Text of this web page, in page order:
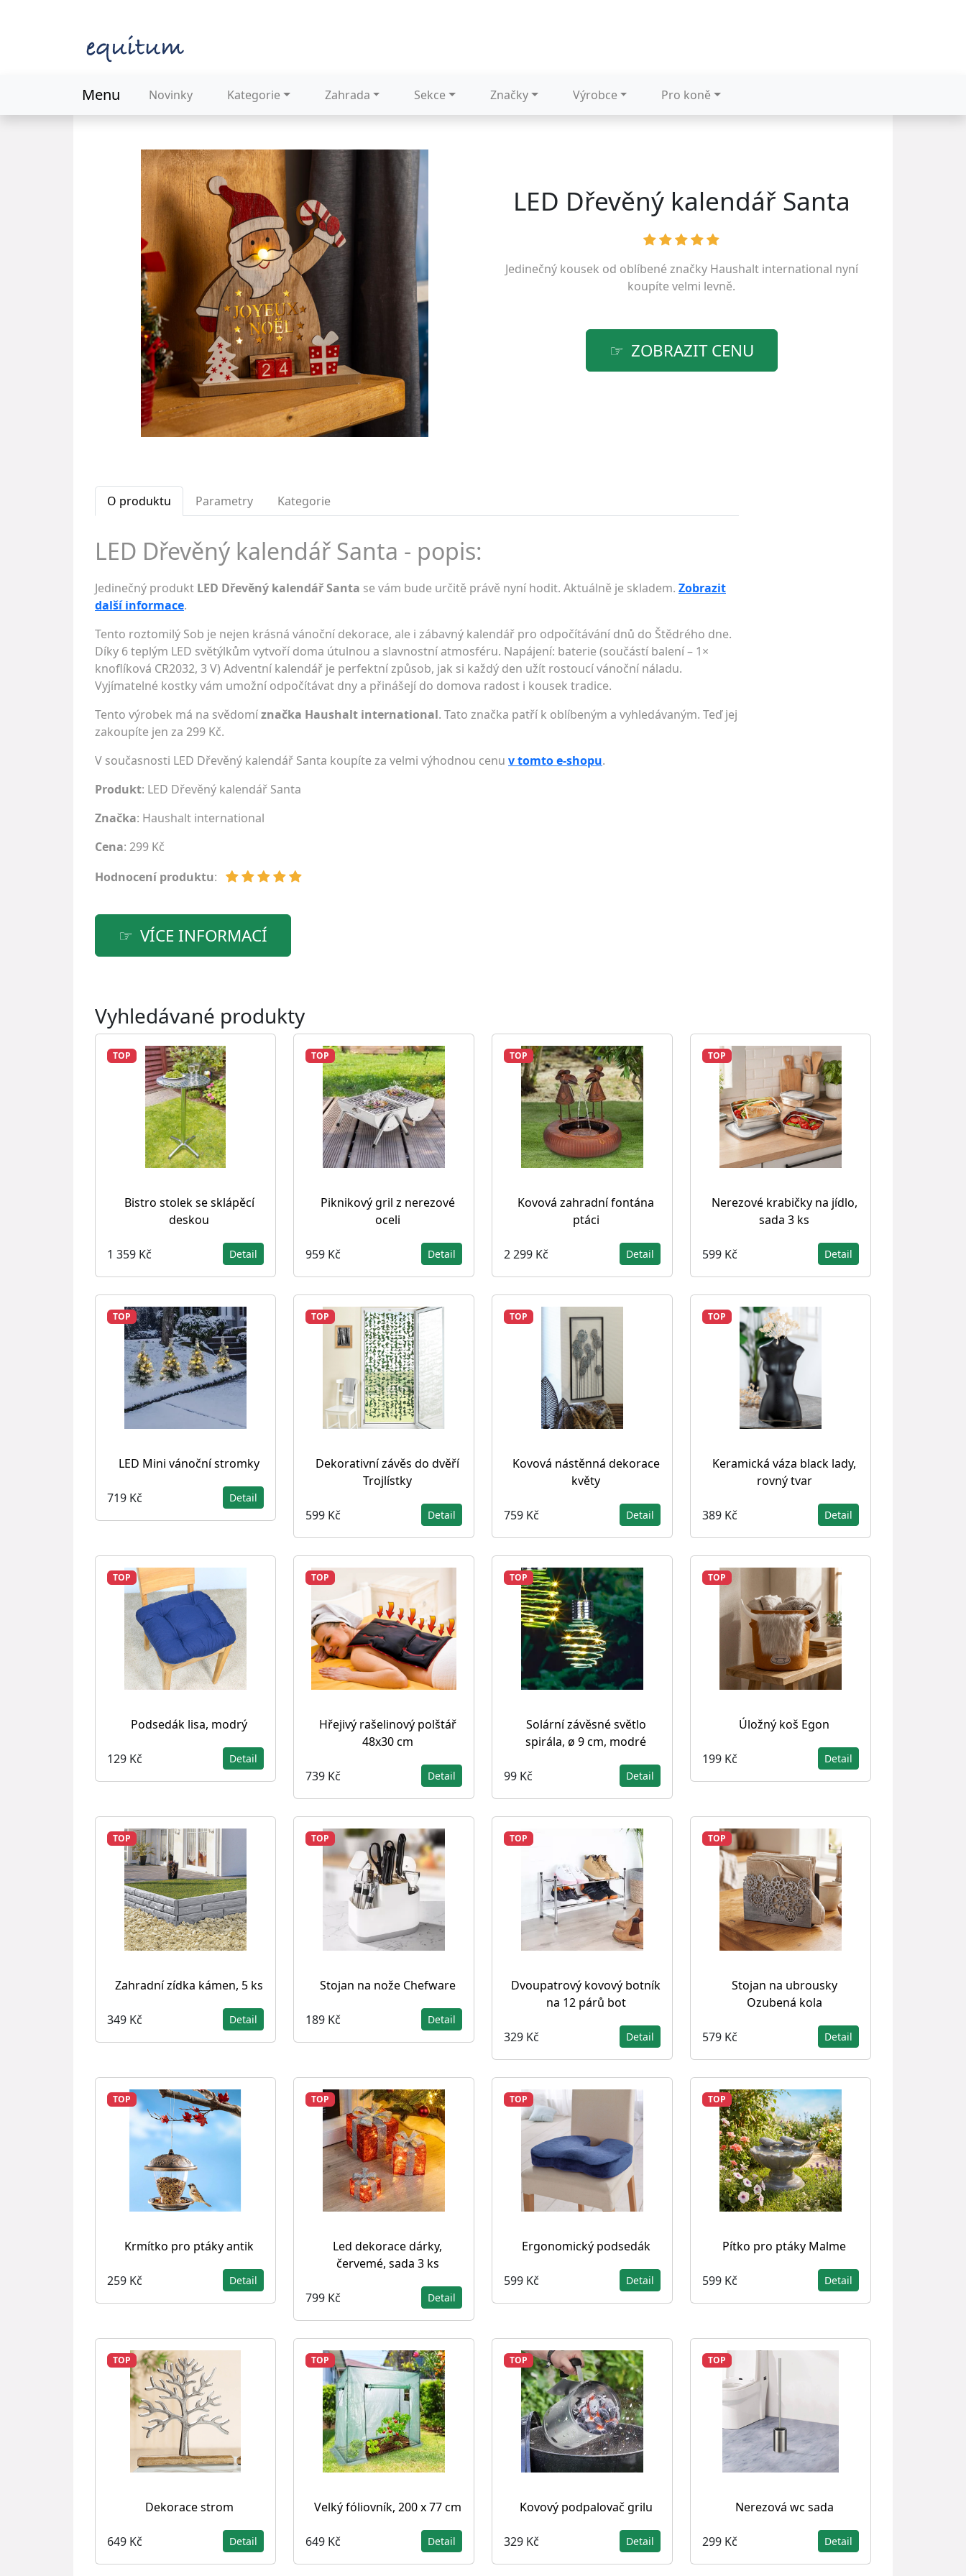
Menu Novinky Kategorie Zahrada Sekce Značky Výrobce Pro koně
LED Dřevěný kalendář Santa
Jedinečný kousek od oblíbené značky Haushalt international nyní
koupíte velmi levně.
ZOBRAZIT CENU
O produktu Parametry Kategorie
LED Dřevěný kalendář Santa - popis:
Jedinečný produkt LED Dřevěný kalendář Santa se vám bude určitě právě nyní hodit. Aktuálně je skladem. Zobrazit
další informace.
Tento roztomilý Sob je nejen krásná vánoční dekorace, ale i zábavný kalendář pro odpočítávání dnů do Štědrého dne.
Díky 6 teplým LED světýlkům vytvoří doma útulnou a slavnostní atmosféru. Napájení: baterie (součástí balení – 1×
knoflíková CR2032, 3 V) Adventní kalendář je perfektní způsob, jak si každý den užít rostoucí vánoční náladu.
Vyjímatelné kostky vám umožní odpočítávat dny a přinášejí do domova radost i kousek tradice.
Tento výrobek má na svědomíznačka Haushalt international. Tato značka patří k oblíbeným a vyhledávaným. Teď jej
zakoupíte jen za 299 Kč.
V současnosti LED Dřevěný kalendář Santa koupíte za velmi výhodnou cenu v tomto e-shopu.
Produkt: LED Dřevěný kalendář Santa
Značka: Haushalt international
Cena: 299 Kč
Hodnocení produktu:
VÍCE INFORMACÍ
Vyhledávané produkty
TOP
Bistro stolek se sklápěcí
deskou
1 359 Kč Detail
TOP
Piknikový gril z nerezové
oceli
959 Kč Detail
TOP
Kovová zahradní fontána
ptáci
2 299 Kč Detail
TOP
Nerezové krabičky na jídlo,
sada 3 ks
599 Kč Detail
TOP
LED Mini vánoční stromky
719 Kč Detail
TOP
Dekorativní závěs do dvěří
Trojlístky
599 Kč Detail
TOP
Kovová nástěnná dekorace
květy
759 Kč Detail
TOP
Keramická váza black lady,
rovný tvar
389 Kč Detail
TOP
Podsedák lisa, modrý
129 Kč Detail
TOP
Hřejivý rašelinový polštář
48x30 cm
739 Kč Detail
TOP
Solární závěsné světlo
spirála, ø 9 cm, modré
99 Kč Detail
TOP
Úložný koš Egon
199 Kč Detail
TOP
Zahradní zídka kámen, 5 ks
349 Kč Detail
TOP
Stojan na nože Chefware
189 Kč Detail
TOP
Dvoupatrový kovový botník
na 12 párů bot
329 Kč Detail
TOP
Stojan na ubrousky
Ozubená kola
579 Kč Detail
TOP
Krmítko pro ptáky antik
259 Kč Detail
TOP
Led dekorace dárky,
červemé, sada 3 ks
799 Kč Detail
TOP
Ergonomický podsedák
599 Kč Detail
TOP
Pítko pro ptáky Malme
599 Kč Detail
TOP
Dekorace strom
649 Kč Detail
TOP
Velký fóliovník, 200 x 77 cm
649 Kč Detail
TOP
Kovový podpalovač grilu
329 Kč Detail
TOP
Nerezová wc sada
299 Kč Detail